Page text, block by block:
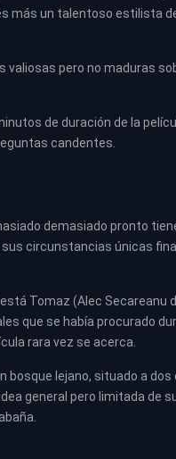
más un talentoso estilista
pero no maduras
de duración de la
candentes.
demasiado pronto
circunstancias únicas
Tomaz (Alec Secareanu
que se había procurado
rara vez se acerca.
lejano, situado a dos
general pero limitada de